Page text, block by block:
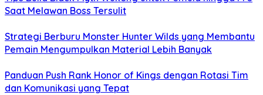
Saat Melawan Boss Tersulit
Strategi Berburu Monster Hunter Wilds yang Membantu
Pemain Mengumpulkan Material Lebih Banyak
Panduan Push Rank Honor of Kings dengan Rotasi Tim
dan Komunikasi yang Tepat